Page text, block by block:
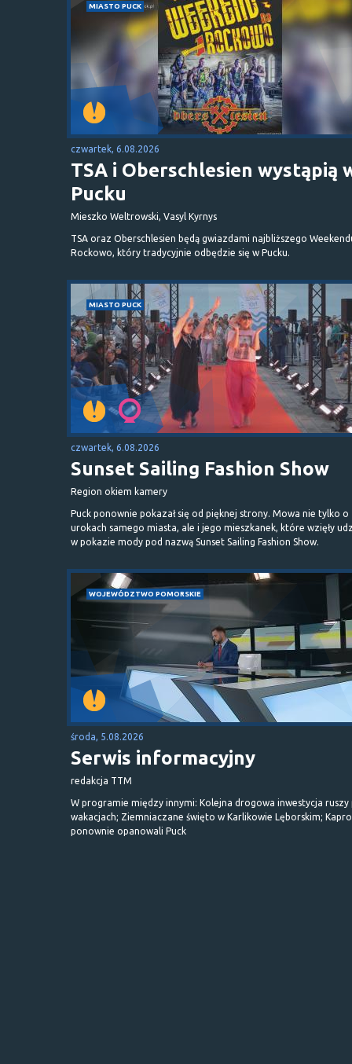
MIASTO PUCK
czwartek, 6.08.2026
TSA i Oberschlesien wystąpią
Pucku
Mieszko Weltrowski, Vasyl Kyrnys
TSA oraz Oberschlesien będą gwiazdami najbliższego
Rockowo, który tradycyjnie odbędzie się w Pucku.
MIASTO PUCK
czwartek, 6.08.2026
Sunset Sailing Fashion Show
Region okiem kamery
Puck ponownie pokazał się od pięknej strony. Mowa nie tylko o
urokach samego miasta, ale i jego mieszkanek, które wzięły
w pokazie mody pod nazwą Sunset Sailing Fashion Show.
WOJEWÓDZTWO POMORSKIE
środa, 5.08.2026
Serwis informacyjny
redakcja TTM
W programie między innymi: Kolejna drogowa inwestycja ruszy
wakacjach; Ziemniaczane święto w Karlikowie Lęborskim;
ponownie opanowali Puck